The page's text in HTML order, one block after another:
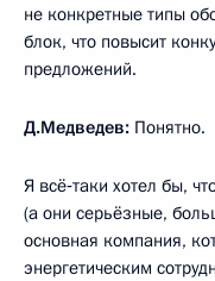
не конкретные типы
блок, что повысит
предложений.
Д.Медведев: Понятно.
Я всё‑таки хотел бы,
(а они серьёзные,
основная компания,
энергетическим